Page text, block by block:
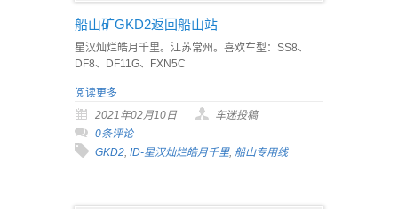
船山矿GKD2返回船山站
星汉灿烂皓月千里。江苏常州。喜欢车型：SS8、
DF8、DF11G、FXN5C
阅读更多
2021年02月10日
车迷投稿
0条评论
GKD2 ID-星汉灿烂皓月千里, 船山专用线